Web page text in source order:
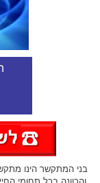
בני המתקשר הינו